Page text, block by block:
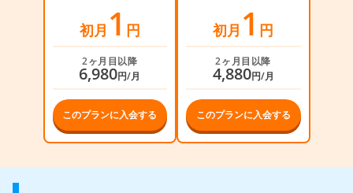
初月 1 円
2ヶ月目以降
6,980円/月
このプランに入会する
初月 1 円
2ヶ月目以降
4,880円/月
このプランに入会する